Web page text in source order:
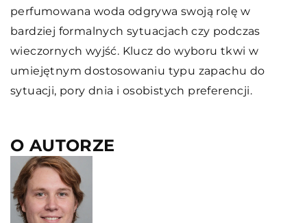
perfumowana woda odgrywa swoją rolę w
bardziej formalnych sytuacjach czy podczas
wieczornych wyjść. Klucz do wyboru tkwi w
umiejętnym dostosowaniu typu zapachu do
sytuacji, pory dnia i osobistych preferencji.
O AUTORZE